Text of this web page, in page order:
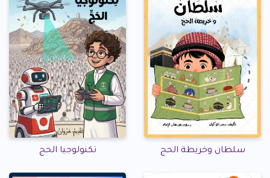
سلطان وخريطة الحج تكنولوجيا الحج